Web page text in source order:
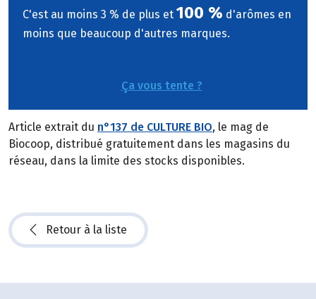
C'est au moins 3 % de plus et 100 % d'arômes en
moins que beaucoup d'autres marques.
Ça vous tente ?
Article extrait du n°137 de CULTURE BIO, le mag de
Biocoop, distribué gratuitement dans les magasins du
réseau, dans la limite des stocks disponibles.
Retour à la liste